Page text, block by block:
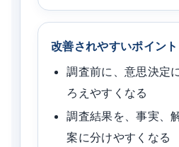
改善されやすいポイント
調査前に、意思決定
ろえやすくなる
調査結果を、事実、
案に分けやすくなる